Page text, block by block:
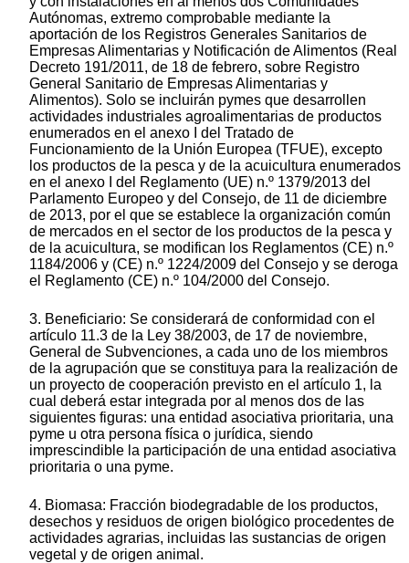
Autónomas, extremo comprobable mediante la
aportación de los Registros Generales Sanitarios de
Empresas Alimentarias y Notificación de Alimentos (Real
Decreto 191/2011, de 18 de febrero, sobre Registro
General Sanitario de Empresas Alimentarias y
Alimentos). Solo se incluirán pymes que desarrollen
actividades industriales agroalimentarias de productos
enumerados en el anexo I del Tratado de
Funcionamiento de la Unión Europea (TFUE), excepto
los productos de la pesca y de la acuicultura enumerados
en el anexo I del Reglamento (UE) n.º 1379/2013 del
Parlamento Europeo y del Consejo, de 11 de diciembre
de 2013, por el que se establece la organización común
de mercados en el sector de los productos de la pesca y
de la acuicultura, se modifican los Reglamentos (CE) n.º
1184/2006 y (CE) n.º 1224/2009 del Consejo y se deroga
el Reglamento (CE) n.º 104/2000 del Consejo.
3. Beneficiario: Se considerará de conformidad con el
artículo 11.3 de la Ley 38/2003, de 17 de noviembre,
General de Subvenciones, a cada uno de los miembros
de la agrupación que se constituya para la realización de
un proyecto de cooperación previsto en el artículo 1, la
cual deberá estar integrada por al menos dos de las
siguientes figuras: una entidad asociativa prioritaria, una
pyme u otra persona física o jurídica, siendo
imprescindible la participación de una entidad asociativa
prioritaria o una pyme.
4. Biomasa: Fracción biodegradable de los productos,
desechos y residuos de origen biológico procedentes de
actividades agrarias, incluidas las sustancias de origen
vegetal y de origen animal.